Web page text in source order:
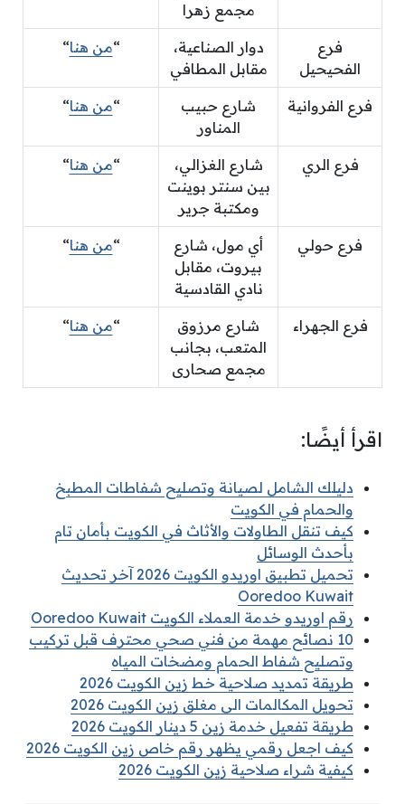
مجمع زهرا
فرع
الفحيحيل
دوار الصناعية،
مقابل المطافي
“من هنا“
فرع الفروانية
شارع حبيب
المناور
“من هنا“
فرع الري
شارع الغزالي،
بين سنتر بوينت
ومكتبة جرير
“من هنا“
فرع حولي
أي مول، شارع
بيروت، مقابل
نادي القادسية
“من هنا“
فرع الجهراء
شارع مرزوق
المتعب، بجانب
مجمع صحارى
“من هنا“
اقرأ أيضًا:
دليلك الشامل لصيانة وتصليح شفاطات المطبخ
والحمام في الكويت
كيف تنقل الطاولات والأثاث في الكويت بأمان تام
بأحدث الوسائل
تحميل تطبيق اوريدو الكويت 2026 آخر تحديث
Ooredoo Kuwait
رقم اوريدو خدمة العملاء الكويت Ooredoo Kuwait
10 نصائح مهمة من فني صحي محترف قبل تركيب
وتصليح شفاط الحمام ومضخات المياه
طريقة تمديد صلاحية خط زين الكويت 2026
تحويل المكالمات الى مغلق زين الكويت 2026
طريقة تفعيل خدمة زين 5 دينار الكويت 2026
كيف اجعل رقمي يظهر رقم خاص زين الكويت 2026
كيفية شراء صلاحية زين الكويت 2026